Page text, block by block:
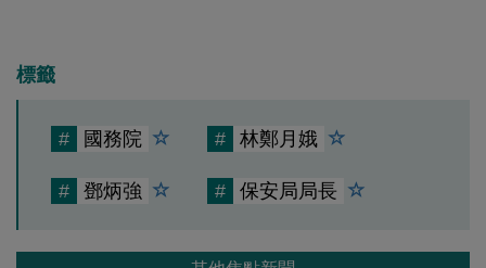
標籤
# 國務院 # 林鄭月娥
# 鄧炳強 # 保安局局長